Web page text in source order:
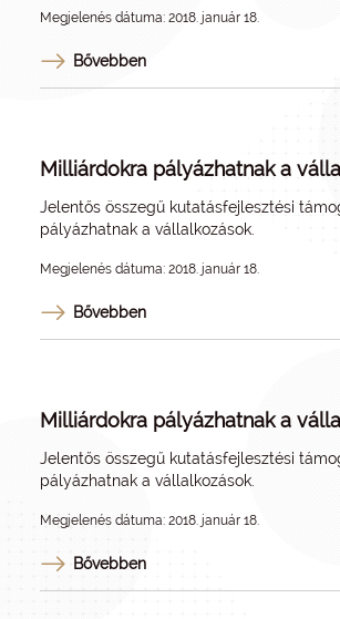
Megjelenés dátuma: 2018. január 18.
Bővebben
Milliárdokra pályázhatnak a
Jelentős összegű kutatásfejlesztési
pályázhatnak a vállalkozások.
Megjelenés dátuma: 2018. január 18.
Bővebben
Milliárdokra pályázhatnak a
Jelentős összegű kutatásfejlesztési
pályázhatnak a vállalkozások.
Megjelenés dátuma: 2018. január 18.
Bővebben